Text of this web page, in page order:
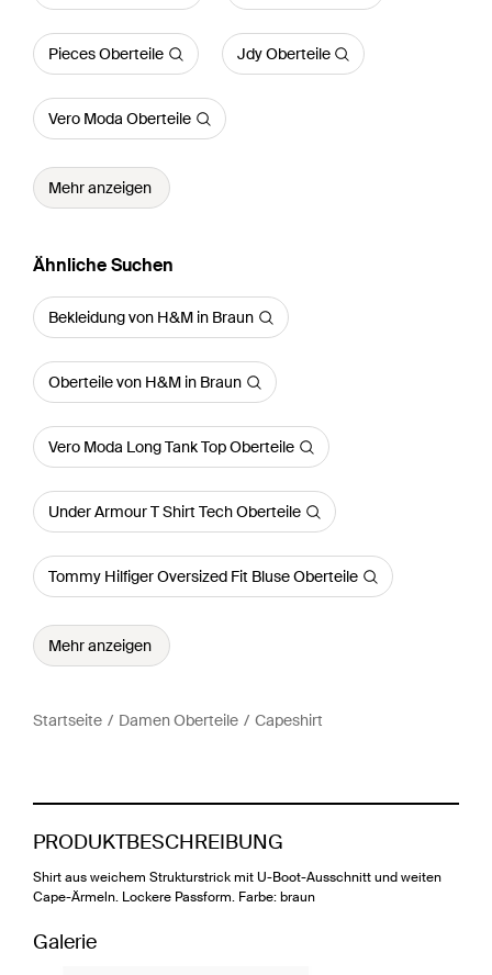
Pieces Oberteile Jdy Oberteile
Vero Moda Oberteile
Mehr anzeigen
Ähnliche Suchen
Bekleidung von H&M in Braun
Oberteile von H&M in Braun
Vero Moda Long Tank Top Oberteile
Under Armour T Shirt Tech Oberteile
Tommy Hilfiger Oversized Fit Bluse Oberteile
Mehr anzeigen
Startseite Damen Oberteile Capeshirt
PRODUKTBESCHREIBUNG
Shirt aus weichem Strukturstrick mit U-Boot-Ausschnitt und weiten
Cape-Ärmeln. Lockere Passform. Farbe: braun
Galerie